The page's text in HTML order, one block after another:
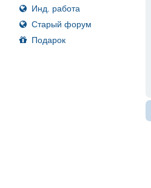
Инд. работа
Старый форум
Подарок